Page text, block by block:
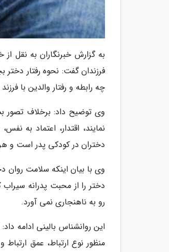
به گزارش خبرنگاران به نقل از
فرزندان گفت: نحوه رفتار
چه رابطه و رفتار والدین با
وی توضیح داد: برخلاف تصور
نمایند، اقتدار، اعتماد به
دختران در کودکی پدر است و
وی با بیان اینکه سلامت روان
دختر را از محبت پدرانه
رو به ناهنجاری نمی آورد.
این روانشناس بالینی ادامه
منظور نوع ارتباط، عمق